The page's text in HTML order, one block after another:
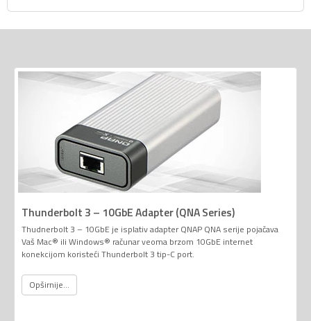
Thunderbolt 3 – 10GbE Adapter (QNA Series)
Thudnerbolt 3 – 10GbE je isplativ adapter QNAP QNA serije pojačava
Vaš Mac® ili Windows® računar veoma brzom 10GbE internet
konekcijom koristeći Thunderbolt 3 tip-C port.
Opširnije...